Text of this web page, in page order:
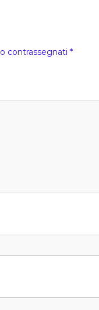
contrassegnati *